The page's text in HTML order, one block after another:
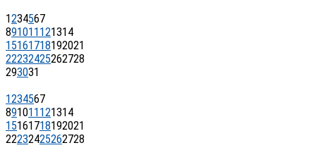
1234567
891011 121314
15161718192021
22232425262728
293031
1234567
891011 121314
15161718192021
22232425262728